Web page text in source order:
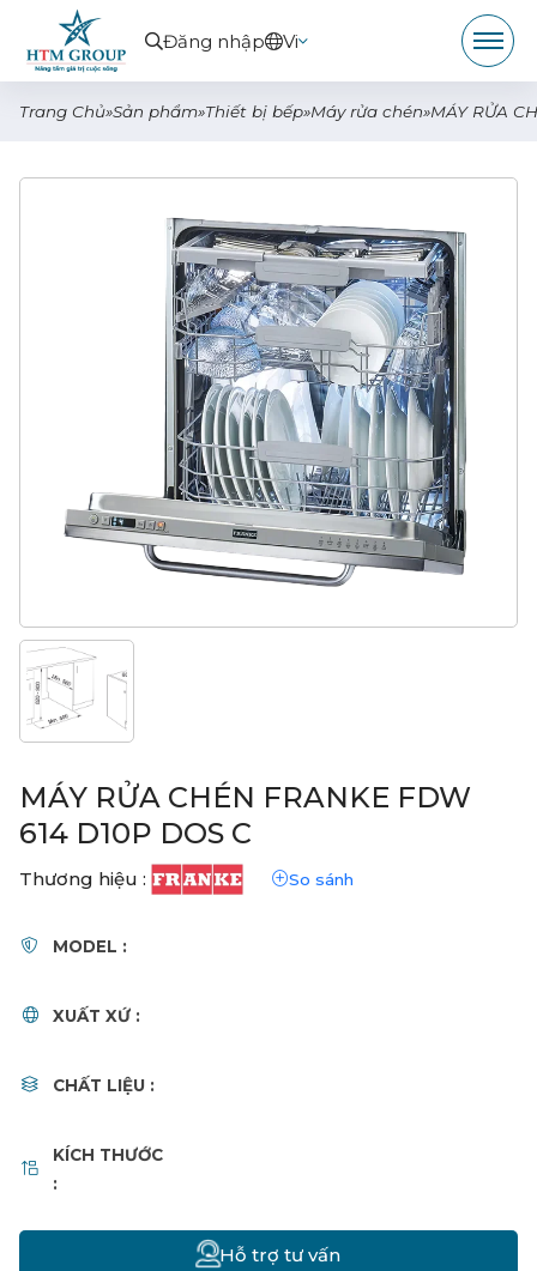
Đăng nhập Vi
Trang Chủ»Sản phẩm»Thiết bị bếp»Máy rửa chén»MÁY RỬA
MÁY RỬA CHÉN FRANKE FDW
614 D10P DOS C
Thương hiệu : So sánh
MODEL :
XUẤT XỨ :
CHẤT LIỆU :
KÍCH THƯỚC
:
Hỗ trợ tư vấn